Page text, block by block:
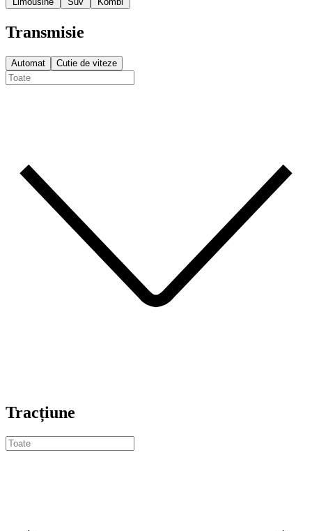
Transmisie
Automat Cutie de viteze
Tracțiune